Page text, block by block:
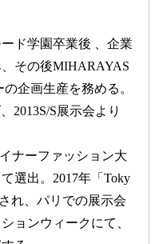
ド学園卒業後 、企業
その後MIHARAYAS
企画生産を務める。
2013S/S展示会より
ナーファッション大
選出。2017年「Toky
れ、パリでの展示会
ョンウィークにて、